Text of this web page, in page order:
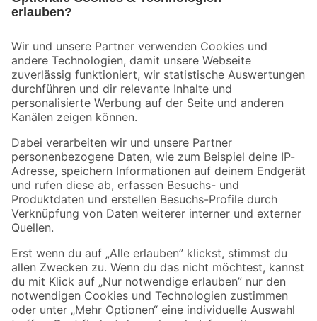
Der toom Newsletter: Keine Angebote und Aktionen mehr verpassen!
Zur Newsletter Anmeldung
Folge uns
Zahlungsarten Versandarten
Sicher einkaufen
Jetzt die toom-App herunterladen